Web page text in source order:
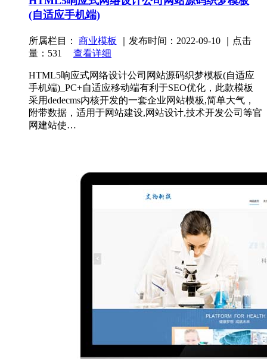
(自适应手机端)
所属栏目： 商业模板
｜发布时间：2022-09-10 ｜点击
量：531
查看详细
HTML5响应式网络设计公司网站源码织梦模板(自适应
手机端)_PC+自适应移动端有利于SEO优化，此款模板
采用dedecms内核开发的一套企业网站模板,简单大气，
附带数据，适用于网站建设,网站设计,技术开发公司等官
网建站使…